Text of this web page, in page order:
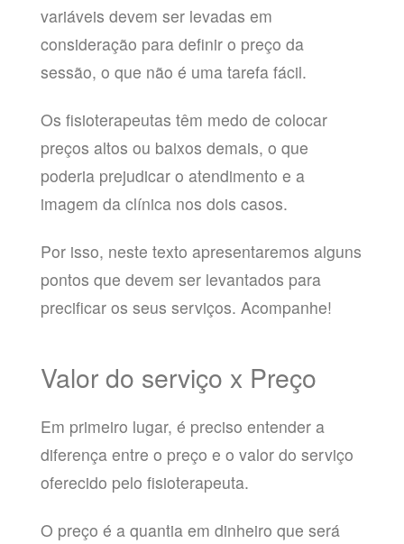
variáveis devem ser levadas em
consideração para definir o preço da
sessão, o que não é uma tarefa fácil.
Os fisioterapeutas têm medo de colocar
preços altos ou baixos demais, o que
poderia prejudicar o atendimento e a
imagem da clínica nos dois casos.
Por isso, neste texto apresentaremos alguns
pontos que devem ser levantados para
precificar os seus serviços. Acompanhe!
Valor do serviço x Preço
Em primeiro lugar, é preciso entender a
diferença entre o preço e o valor do serviço
oferecido pelo fisioterapeuta.
O preço é a quantia em dinheiro que será